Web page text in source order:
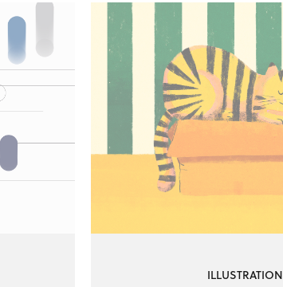
ILLUSTRATION